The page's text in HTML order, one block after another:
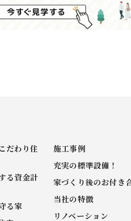
だわり住
る資金計
る家
施工事例
充実の標準設備！
家づくり後のお付き
当社の特徴
リノベーション